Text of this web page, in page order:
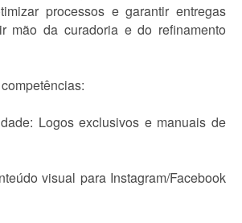
processos e garantir entregas
mão da curadoria e do refinamento
Logos exclusivos e manuais de
visual para Instagram/Facebook